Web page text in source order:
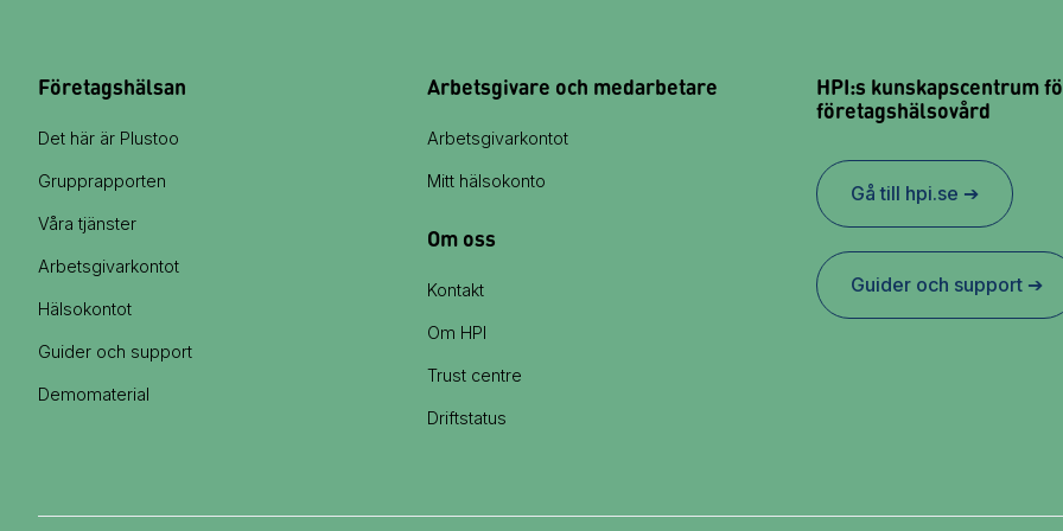
Företagshälsan
Det här är Plustoo
Grupprapporten
Våra tjänster
Arbetsgivarkontot
Hälsokontot
Guider och support
Demomaterial
Arbetsgivare och medarbetare
Arbetsgivarkontot
Mitt hälsokonto
Om oss
Kontakt
Om HPI
Trust centre
Driftstatus
HPI:s kunskapscentrum
företagshälsovård
Gå till hpi.se ➔
Guider och support ➔